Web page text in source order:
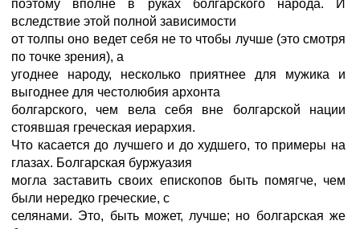
поэтому вполне в руках болгарского народа. И
вследствие этой полной зависимости
от толпы оно ведет себя не то чтобы лучше (это смотря
по точке зрения), а
угоднее народу, несколько приятнее для мужика и
выгоднее для честолюбия архонта
болгарского, чем вела себя вне болгарской нации
стоявшая греческая иерархия.
Что касается до лучшего и до худшего, то примеры на
глазах. Болгарская буржуазия
могла заставить своих епископов быть помягче, чем
были нередко греческие, с
селянами. Это, быть может, лучше; но болгарская же